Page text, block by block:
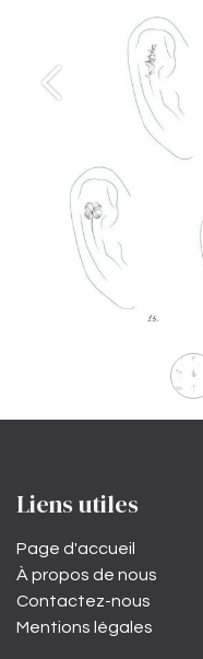
Précédent
Liens utiles
Page d'accueil
À propos de nous
Contactez-nous
Mentions légales